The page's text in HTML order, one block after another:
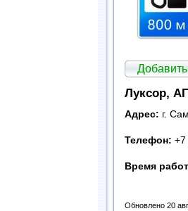
Луксор,
Адрес: г.
Телефон: +7
Время
Обновлено 20